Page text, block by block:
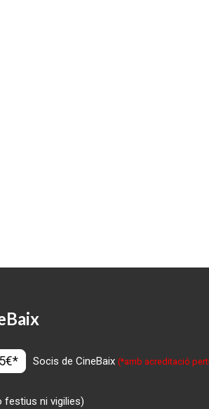
Socis de CineBaix(*amb acreditació
festius ni vigilies)